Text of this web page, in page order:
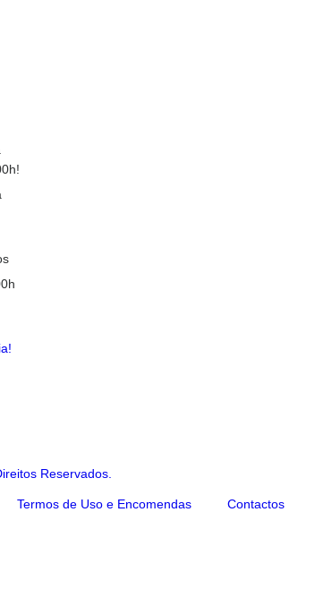
Reservados.
Termos de Uso e Encomendas Contactos